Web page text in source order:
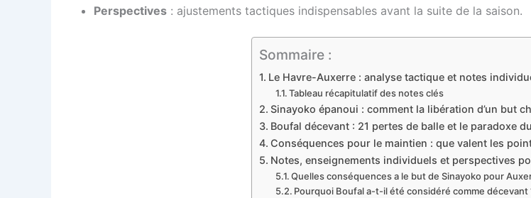
Perspectives : ajustements tactiques indispensables avant la suite de la saison.
Sommaire :
Le Havre-Auxerre : analyse tactique et notes
Tableau récapitulatif des notes clés
Sinayoko épanoui : comment la libération d’un but
Boufal décevant : 21 pertes de balle et le paradoxe
Conséquences pour le maintien : que valent les
Notes, enseignements individuels et perspectives
Quelles conséquences a le but de Sinayoko pour
Pourquoi Boufal a-t-il été considéré comme décevant